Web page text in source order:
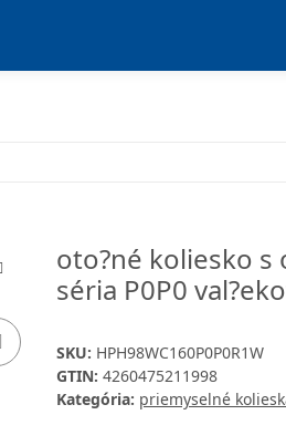
oto?né koliesko
séria P0P0
SKU: HPH98WC160P0P0R1W
GTIN: 4260475211998
Kategória: priemyselné